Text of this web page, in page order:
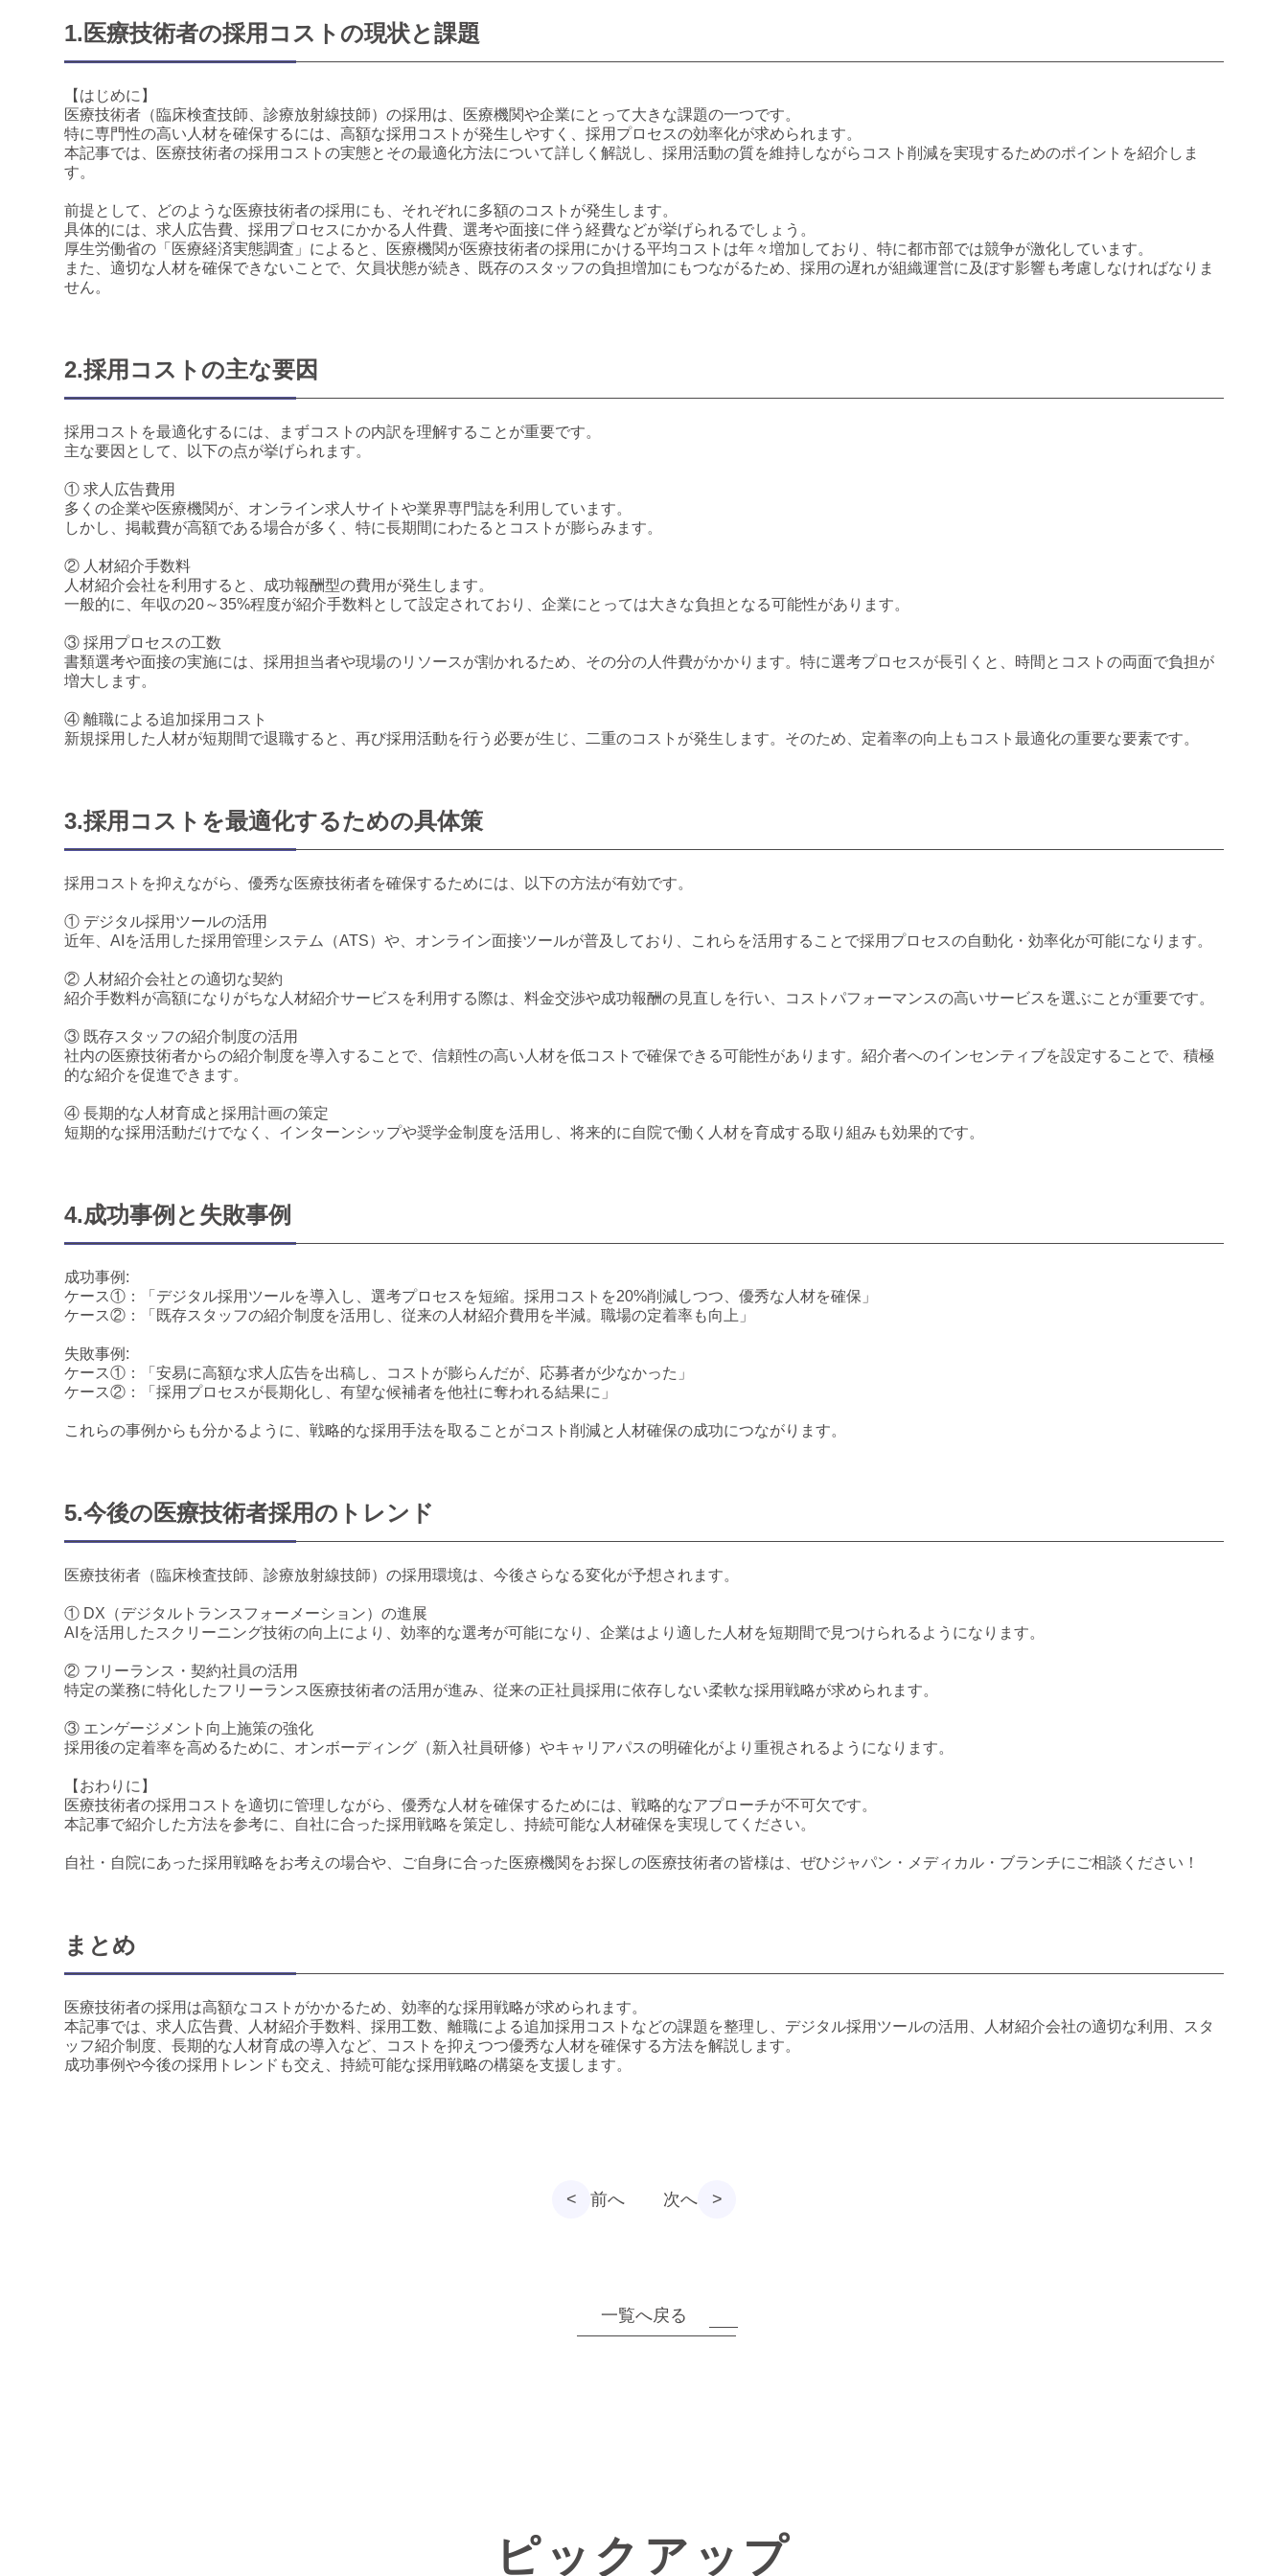
1.医療技術者の採用コストの現状と課題
【はじめに】
医療技術者（臨床検査技師、診療放射線技師）の採用は、医療機関や企業にとって大きな課題の一つです。
特に専門性の高い人材を確保するには、高額な採用コストが発生しやすく、採用プロセスの効率化が求められます。
本記事では、医療技術者の採用コストの実態とその最適化方法について詳しく解説し、採用活動の質を維持しながらコスト削減を実現するためのポイントを紹介しま
す。
前提として、どのような医療技術者の採用にも、それぞれに多額のコストが発生します。
具体的には、求人広告費、採用プロセスにかかる人件費、選考や面接に伴う経費などが挙げられるでしょう。
厚生労働省の「医療経済実態調査」によると、医療機関が医療技術者の採用にかける平均コストは年々増加しており、特に都市部では競争が激化しています。
また、適切な人材を確保できないことで、欠員状態が続き、既存のスタッフの負担増加にもつながるため、採用の遅れが組織運営に及ぼす影響も考慮しなければなりま
せん。
2.採用コストの主な要因
採用コストを最適化するには、まずコストの内訳を理解することが重要です。
主な要因として、以下の点が挙げられます。
① 求人広告費用
多くの企業や医療機関が、オンライン求人サイトや業界専門誌を利用しています。
しかし、掲載費が高額である場合が多く、特に長期間にわたるとコストが膨らみます。
② 人材紹介手数料
人材紹介会社を利用すると、成功報酬型の費用が発生します。
一般的に、年収の20～35%程度が紹介手数料として設定されており、企業にとっては大きな負担となる可能性があります。
③ 採用プロセスの工数
書類選考や面接の実施には、採用担当者や現場のリソースが割かれるため、その分の人件費がかかります。特に選考プロセスが長引くと、時間とコストの両面で負担が
増大します。
④ 離職による追加採用コスト
新規採用した人材が短期間で退職すると、再び採用活動を行う必要が生じ、二重のコストが発生します。そのため、定着率の向上もコスト最適化の重要な要素です。
3.採用コストを最適化するための具体策
採用コストを抑えながら、優秀な医療技術者を確保するためには、以下の方法が有効です。
① デジタル採用ツールの活用
近年、AIを活用した採用管理システム（ATS）や、オンライン面接ツールが普及しており、これらを活用することで採用プロセスの自動化・効率化が可能になります。
② 人材紹介会社との適切な契約
紹介手数料が高額になりがちな人材紹介サービスを利用する際は、料金交渉や成功報酬の見直しを行い、コストパフォーマンスの高いサービスを選ぶことが重要です。
③ 既存スタッフの紹介制度の活用
社内の医療技術者からの紹介制度を導入することで、信頼性の高い人材を低コストで確保できる可能性があります。紹介者へのインセンティブを設定することで、積極
的な紹介を促進できます。
④ 長期的な人材育成と採用計画の策定
短期的な採用活動だけでなく、インターンシップや奨学金制度を活用し、将来的に自院で働く人材を育成する取り組みも効果的です。
4.成功事例と失敗事例
成功事例:
ケース①：「デジタル採用ツールを導入し、選考プロセスを短縮。採用コストを20%削減しつつ、優秀な人材を確保」
ケース②：「既存スタッフの紹介制度を活用し、従来の人材紹介費用を半減。職場の定着率も向上」
失敗事例:
ケース①：「安易に高額な求人広告を出稿し、コストが膨らんだが、応募者が少なかった」
ケース②：「採用プロセスが長期化し、有望な候補者を他社に奪われる結果に」
これらの事例からも分かるように、戦略的な採用手法を取ることがコスト削減と人材確保の成功につながります。
5.今後の医療技術者採用のトレンド
医療技術者（臨床検査技師、診療放射線技師）の採用環境は、今後さらなる変化が予想されます。
① DX（デジタルトランスフォーメーション）の進展
AIを活用したスクリーニング技術の向上により、効率的な選考が可能になり、企業はより適した人材を短期間で見つけられるようになります。
② フリーランス・契約社員の活用
特定の業務に特化したフリーランス医療技術者の活用が進み、従来の正社員採用に依存しない柔軟な採用戦略が求められます。
③ エンゲージメント向上施策の強化
採用後の定着率を高めるために、オンボーディング（新入社員研修）やキャリアパスの明確化がより重視されるようになります。
【おわりに】
医療技術者の採用コストを適切に管理しながら、優秀な人材を確保するためには、戦略的なアプローチが不可欠です。
本記事で紹介した方法を参考に、自社に合った採用戦略を策定し、持続可能な人材確保を実現してください。
自社・自院にあった採用戦略をお考えの場合や、ご自身に合った医療機関をお探しの医療技術者の皆様は、ぜひジャパン・メディカル・ブランチにご相談ください！
まとめ
医療技術者の採用は高額なコストがかかるため、効率的な採用戦略が求められます。
本記事では、求人広告費、人材紹介手数料、採用工数、離職による追加採用コストなどの課題を整理し、デジタル採用ツールの活用、人材紹介会社の適切な利用、スタ
ッフ紹介制度、長期的な人材育成の導入など、コストを抑えつつ優秀な人材を確保する方法を解説します。
成功事例や今後の採用トレンドも交え、持続可能な採用戦略の構築を支援します。
< 前へ 次へ >
一覧へ戻る
ピックアップ